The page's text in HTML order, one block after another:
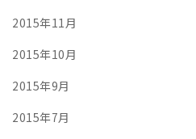
2015年11月
2015年10月
2015年9月
2015年7月